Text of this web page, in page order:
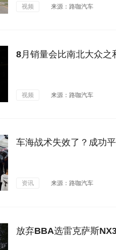
视频 来源：路咖汽车
8月销量会比南北大众之
视频 来源：路咖汽车
车海战术失效了？成功
资讯 来源：路咖汽车
放弃BBA选雷克萨斯